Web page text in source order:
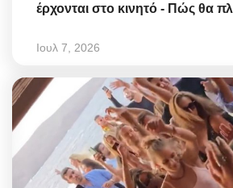
έρχονται στο κινητό - Πώς θα
Ιουλ 7, 2026